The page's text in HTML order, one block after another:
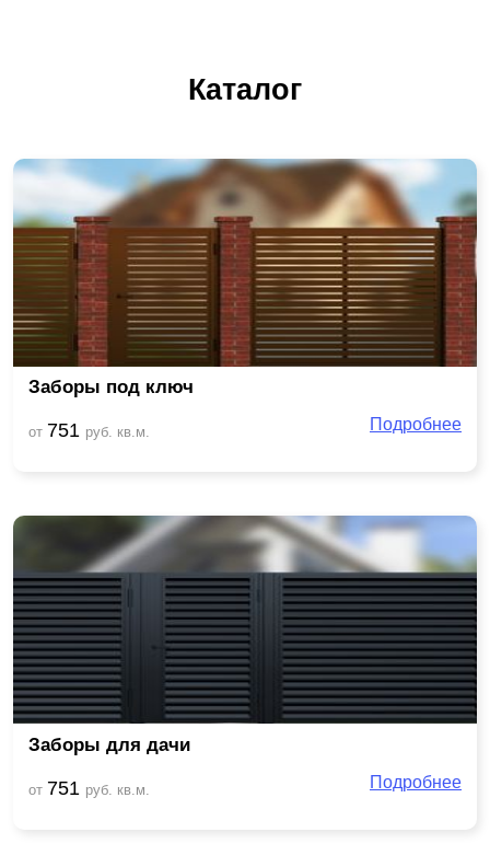
Каталог
Заборы под ключ
от 751 руб. кв.м. Подробнее
Заборы для дачи
от 751 руб. кв.м. Подробнее